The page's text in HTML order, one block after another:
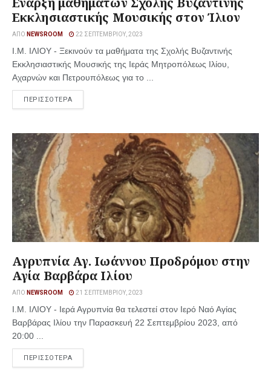
Εκκλησιαστικής Μουσικής στον Ίλιον
ΑΠΌ NEWSROOM 22 ΣΕΠΤΕΜΒΡΊΟΥ, 2023
Ι.Μ. ΙΛΙΟΥ - Ξεκινούν τα μαθήματα της Σχολής Βυζαντινής
Εκκλησιαστικής Μουσικής της Ιεράς Μητροπόλεως Ιλίου,
Αχαρνών και Πετρουπόλεως για το ...
ΠΕΡΙΣΣΟΤΕΡΑ
Αγρυπνία Αγ. Ιωάννου Προδρόμου στην
Αγία Βαρβάρα Ιλίου
ΑΠΌ NEWSROOM 21 ΣΕΠΤΕΜΒΡΊΟΥ, 2023
Ι.Μ. ΙΛΙΟΥ - Ιερά Αγρυπνία θα τελεστεί στον Ιερό Ναό Αγίας
Βαρβάρας Ιλίου την Παρασκευή 22 Σεπτεμβρίου 2023, από
20:00 ...
ΠΕΡΙΣΣΟΤΕΡΑ